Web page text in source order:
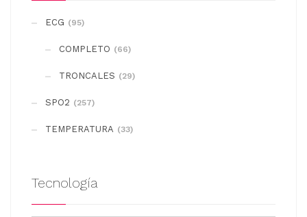
ECG (95)
COMPLETO (66)
TRONCALES (29)
SPO2 (257)
TEMPERATURA (33)
Tecnología